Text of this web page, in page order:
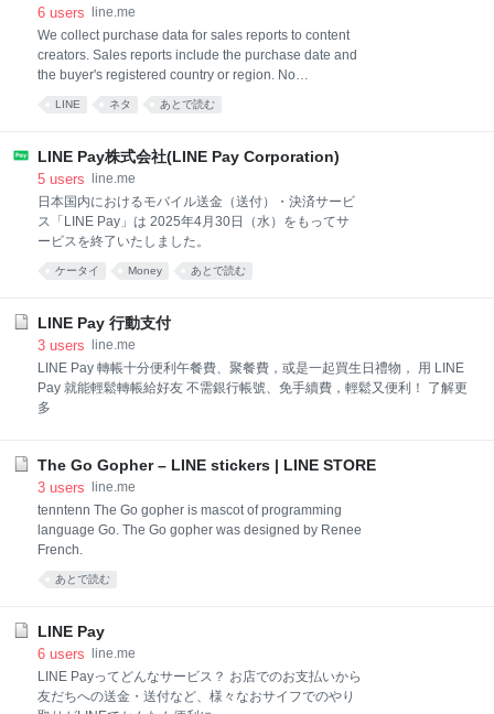
6 users
line.me
We collect purchase data for sales reports to content
creators. Sales reports include the purchase date and
the buyer's registered country or region. No
identifiable information is ever included in reports.
LINE ネタ あとで読む
LINE Pay株式会社(LINE Pay Corporation)
5 users
line.me
日本国内におけるモバイル送金（送付）・決済サービ
ス「LINE Pay」は 2025年4月30日（水）をもってサ
ービスを終了いたしました。
ケータイ Money あとで読む
LINE Pay 行動支付
3 users
line.me
LINE Pay 轉帳十分便利午餐費、聚餐費，或是一起買生日禮物， 用 LINE
Pay 就能輕鬆轉帳給好友 不需銀行帳號、免手續費，輕鬆又便利！ 了解更
多
The Go Gopher – LINE stickers | LINE STORE
3 users
line.me
tenntenn The Go gopher is mascot of programming
language Go. The Go gopher was designed by Renee
French.
あとで読む
LINE Pay
6 users
line.me
LINE Payってどんなサービス？ お店でのお支払いから
友だちへの送金・送付など、様々なおサイフでのやり